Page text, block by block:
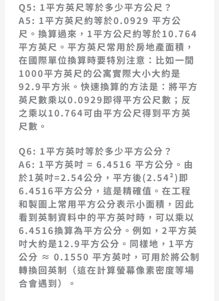
Q5: 1平方英尺等於多少平方公尺？
A5: 1平方英尺約等於0.0929 平方公
尺 。換算過來， 1平方公尺約等於10.764
平方英尺 。平方英尺常用於房地產面積，
在國際單位換算時要特別注意：比如一間
1000平方英尺的公寓實際大小大約是
92.9平方米。快速換算的方法是：將平方
英尺數乘以0.0929即得平方公尺數；反
之乘以10.764可由平方公尺得到平方英
尺數。
Q6: 1平方英吋等於多少平方公分？
A6: 1平方英吋 = 6.4516 平方公分 。由
於1英吋=2.54公分，平方後(2.54²)即
6.4516平方公分，這是精確值。在工程
和製圖上常用平方公分表示小面積，因此
看到英制資料中的平方英吋時，可以乘以
6.4516換算為平方公分。例如，2平方英
吋大約是12.9平方公分。同樣地， 1平方
公分 ≈ 0.1550 平方英吋 ，可用於將公制
轉換回英制（這在計算螢幕像素密度等場
合會遇到）。